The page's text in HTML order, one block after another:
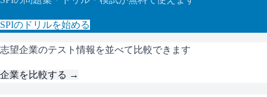
SPIのドリルを始める
志望企業のテスト情報を並べて比較できます
企業を比較する →